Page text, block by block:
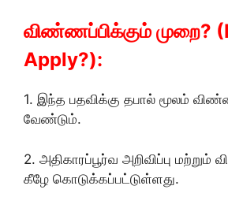
விண்ணப்பிக்கும் முறை?
Apply?):
1. இந்த பதவிக்கு தபால் மூலம்
வேண்டும்.
2. அதிகாரப்பூர்வ அறிவிப்பு
கீழே கொடுக்கப்பட்டுள்ளது.